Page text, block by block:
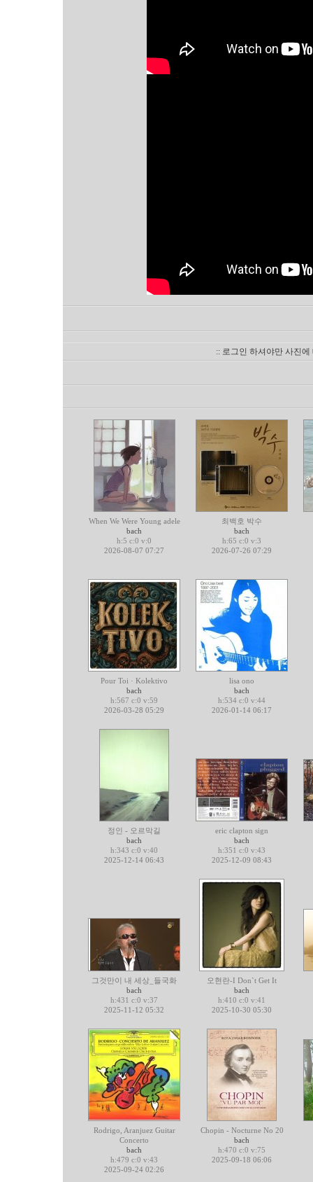
:: 로그인 하셔야만 사진
When We Were Young adele
bach
h:5 c:0 v:0
2026-08-07 07:27
최백호 박수
bach
h:65 c:0 v:3
2026-07-26 07:29
Pour Toi · Kolektivo
bach
h:567 c:0 v:59
2026-03-28 05:29
lisa ono
bach
h:534 c:0 v:44
2026-01-14 06:17
정인 - 오르막길
bach
h:343 c:0 v:40
2025-12-14 06:43
eric clapton sign
bach
h:351 c:0 v:43
2025-12-09 08:43
그것만이 내 세상_들국화
bach
h:431 c:0 v:37
2025-11-12 05:32
오현란-I Don`t Get It
bach
h:410 c:0 v:41
2025-10-30 05:30
Rodrigo, Aranjuez Guitar
Concerto
bach
h:479 c:0 v:43
2025-09-24 02:26
Chopin - Nocturne No 20
bach
h:470 c:0 v:75
2025-09-18 06:06